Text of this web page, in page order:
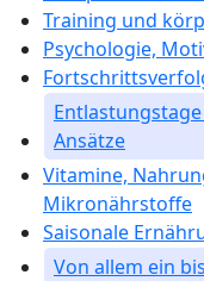
Training und
Psychologie,
Ansätze
Vitamine,
Mikronährstoffe
Saisonale
Von allem ein